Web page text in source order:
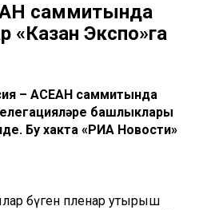
саммитында
«Казан Экспо»га
– АСЕАН саммитында
башлыклары
Бу хакта «РИА Новости»
бүген пленар утырыш